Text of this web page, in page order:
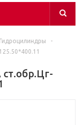
Гидроцилиндры
-